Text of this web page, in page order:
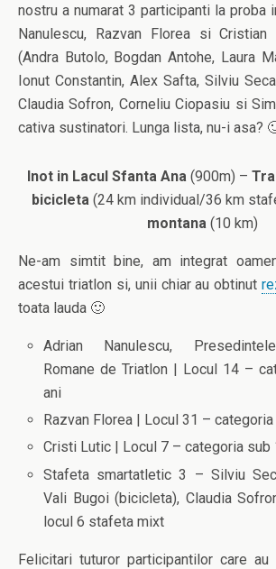
nostru a numarat 3 participanti la proba
Nanulescu, Razvan Florea si
(Andra Butolo, Bogdan Antohe, Laura
Ionut Constantin, Alex Safta, Silviu
Claudia Sofron, Corneliu Ciopasiu si
cativa sustinatori. Lunga lista, nu-i asa?
Inot in Lacul Sfanta Ana(900m) –
bicicleta(24 km individual/36 km
montana(10 km)
Ne-am simtit bine, am integrat
acestui triatlon si, unii chiar au obtinut
toata lauda 🙂
Adrian Nanulescu,
Romane de Triatlon | Locul 14 –
ani
Razvan Florea | Locul 31 –
Cristi Lutic | Locul 7 – categoria sub
Stafeta smartatletic 3 – Silviu
Vali Bugoi (bicicleta), Claudia
locul 6 stafeta mixt
Felicitari tuturor participantilor care